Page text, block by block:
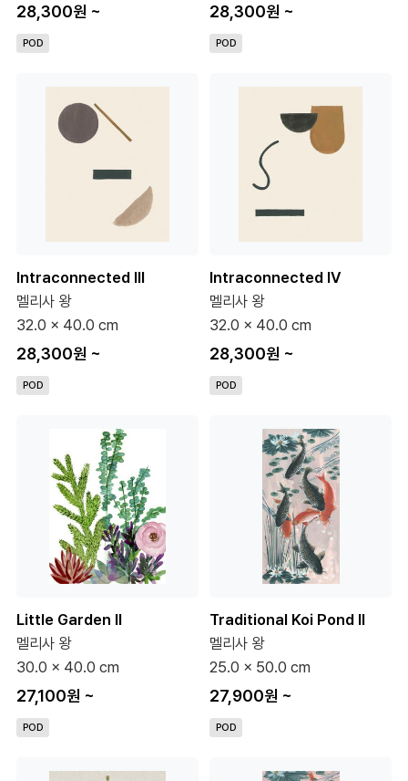
28,300원 ~
POD
28,300원 ~
POD
Intraconnected III
멜리사 왕
32.0 x 40.0 cm
28,300원 ~
POD
Intraconnected IV
멜리사 왕
32.0 x 40.0 cm
28,300원 ~
POD
Little Garden II
멜리사 왕
30.0 x 40.0 cm
27,100원 ~
POD
Traditional Koi Pond II
멜리사 왕
25.0 x 50.0 cm
27,900원 ~
POD